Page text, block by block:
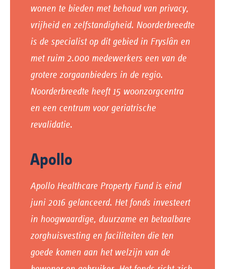
wonen te bieden met behoud van privacy,
vrijheid en zelfstandigheid. Noorderbreedte
is de specialist op dit gebied in Fryslân en
met ruim 2.000 medewerkers een van de
grotere zorgaanbieders in de regio.
Noorderbreedte heeft 15 woonzorgcentra
en een centrum voor geriatrische
revalidatie.
Apollo
Apollo Healthcare Property Fund is eind
juni 2016 gelanceerd. Het fonds investeert
in hoogwaardige, duurzame en betaalbare
zorghuisvesting en faciliteiten die ten
goede komen aan het welzijn van de